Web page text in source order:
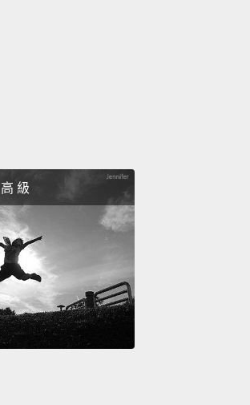
Yo, Chinese people love money so
Of all the gods in Chinese
god—he's the god of money!
for more money!
華人超愛錢，我們還有財神咧!華人道教
－－財神!財神爺!我們去拜祂，求祂給我
高 級